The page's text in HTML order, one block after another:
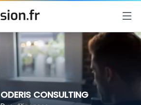
ODERIS CONSULTING